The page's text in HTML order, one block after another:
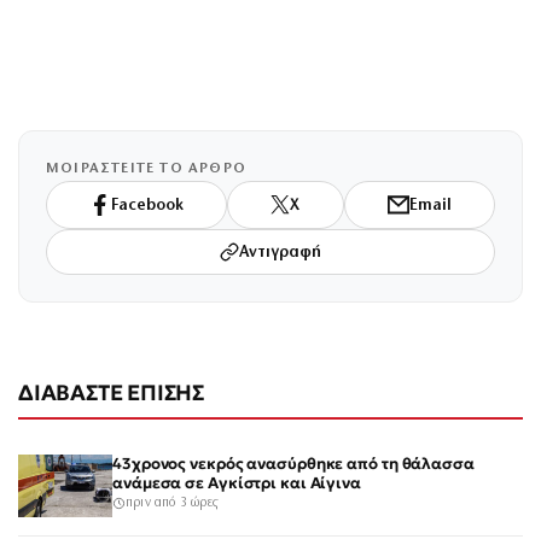
ΜΟΙΡΑΣΤΕΙΤΕ ΤΟ ΑΡΘΡΟ
Facebook X Email
Αντιγραφή
ΔΙΑΒΑΣΤΕ ΕΠΙΣΗΣ
43χρονος νεκρός ανασύρθηκε από τη θάλασσα
ανάμεσα σε Αγκίστρι και Αίγινα
πριν από 3 ώρες